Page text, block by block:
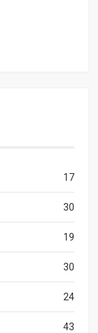
17
30
19
30
24
43